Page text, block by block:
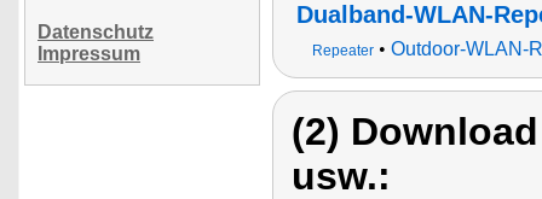
Datenschutz
Impressum
Dualband-WLAN-
Repeater• Outdoor-WLAN-
(2)
usw.: